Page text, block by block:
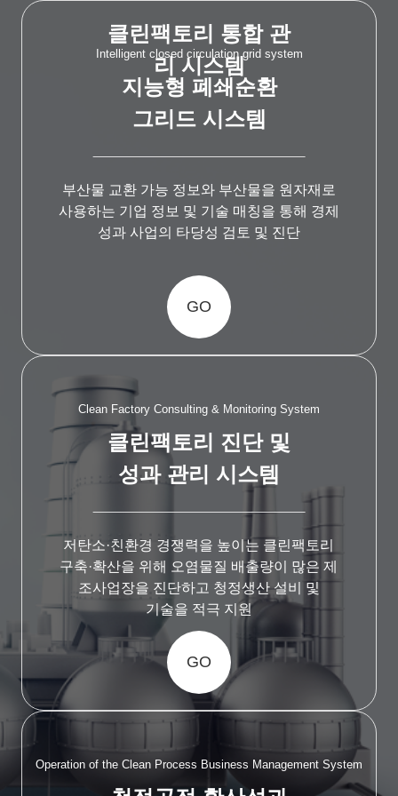
클린팩토리 통합 관
리 시스템
Intelligent closed circulation grid system
지능형 폐쇄순환
그리드 시스템
부산물 교환 가능 정보와 부산물을 원자재로
사용하는 기업 정보 및 기술 매칭을 통해 경제
성과 사업의 타당성 검토 및 진단
GO
Clean Factory Consulting & Monitoring System
클린팩토리 진단 및
성과 관리 시스템
저탄소·친환경 경쟁력을 높이는 클린팩토리
구축·확산을 위해 오염물질 배출량이 많은 제
조사업장을 진단하고 청정생산 설비 및
기술을 적극 지원
GO
Operation of the Clean Process Business Management System